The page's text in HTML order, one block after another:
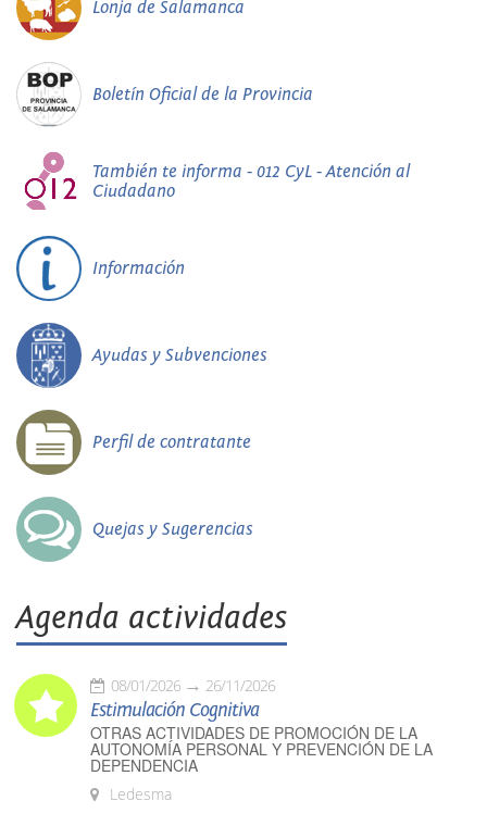
Lonja de Salamanca
Boletín Oficial de la Provincia
También te informa - 012 CyL - Atención al
Ciudadano
Información
Ayudas y Subvenciones
Perfil de contratante
Quejas y Sugerencias
Agenda actividades
08/01/2026 26/11/2026
Estimulación Cognitiva
OTRAS ACTIVIDADES DE PROMOCIÓN DE LA
AUTONOMÍA PERSONAL Y PREVENCIÓN DE LA
DEPENDENCIA
Ledesma